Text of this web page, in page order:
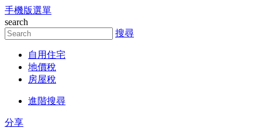
跳到主要內容區塊
手機版選單
search
搜尋
自用住宅
地價稅
房屋稅
進階搜尋
分享